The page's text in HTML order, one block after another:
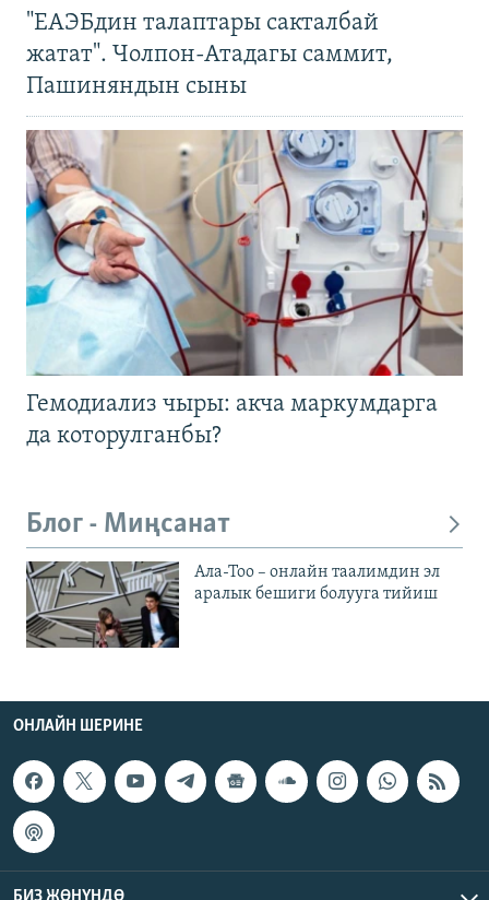
"ЕАЭБдин талаптары сакталбай
жатат". Чолпон-Атадагы саммит,
Пашиняндын сыны
Гемодиализ чыры: акча маркумдарга
да которулганбы?
Блог - Миңсанат
Ала-Тоо – онлайн таалимдин эл
аралык бешиги болууга тийиш
ОНЛАЙН ШЕРИНЕ
БИЗ ЖӨНҮНДӨ